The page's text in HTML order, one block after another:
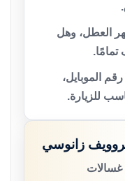
العطل، وهل
تمامًا.
رقم الموبايل،
للزيارة.
زانوسي